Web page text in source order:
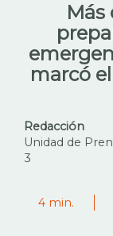
Más
marcó
Redacción
Unidad de
3
4 min.